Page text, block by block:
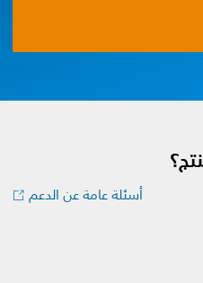
أسئلة عامة عن الدعم